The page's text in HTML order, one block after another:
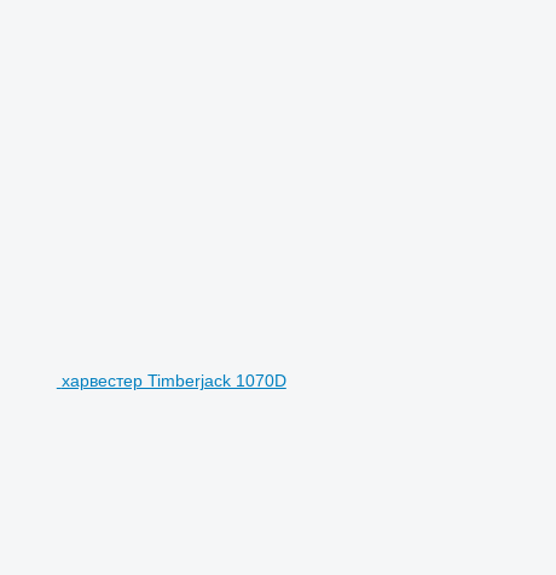
харвестер Timberjack 1070D